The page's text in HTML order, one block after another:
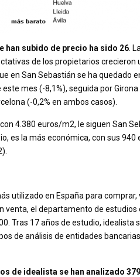
han subido de precio ha sido 26 .
de los propietarios crecieron
en San Sebastián se ha quedado
mes (-8,1%), seguida por Girona
(-0,2% en ambos casos).
4.380 euros/m2, le siguen San
es la más económica, con sus 940
utilizado en España para comprar,
venta, el departamento de estudios
Tras 17 años de estudio, idealista
de análisis de entidades
de idealista se han analizado